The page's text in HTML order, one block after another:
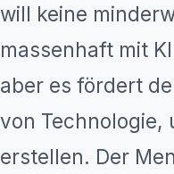
will keine
massenhaft mit
aber es fördert
von Technologie,
erstellen. Der